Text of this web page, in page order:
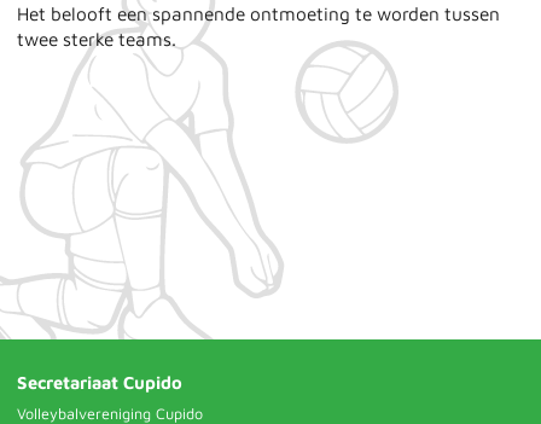
Het belooft een spannende ontmoeting te worden tussen
twee sterke teams.
Secretariaat Cupido
Volleybalvereniging Cupido